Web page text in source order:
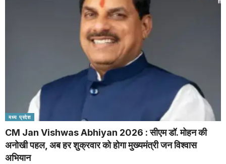
मध्य प्रदेश
CM Jan Vishwas Abhiyan 2026 : सीएम डॉ. मोहन की
अनोखी पहल, अब हर शुक्रवार को होगा मुख्यमंत्री जन विश्वास
अभियान